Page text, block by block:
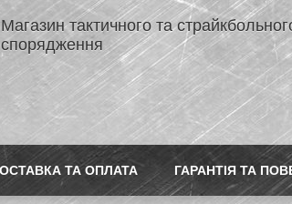
Магазин тактичного та
спорядження
ТА ОПЛАТА ГАРАНТІЯ ТА